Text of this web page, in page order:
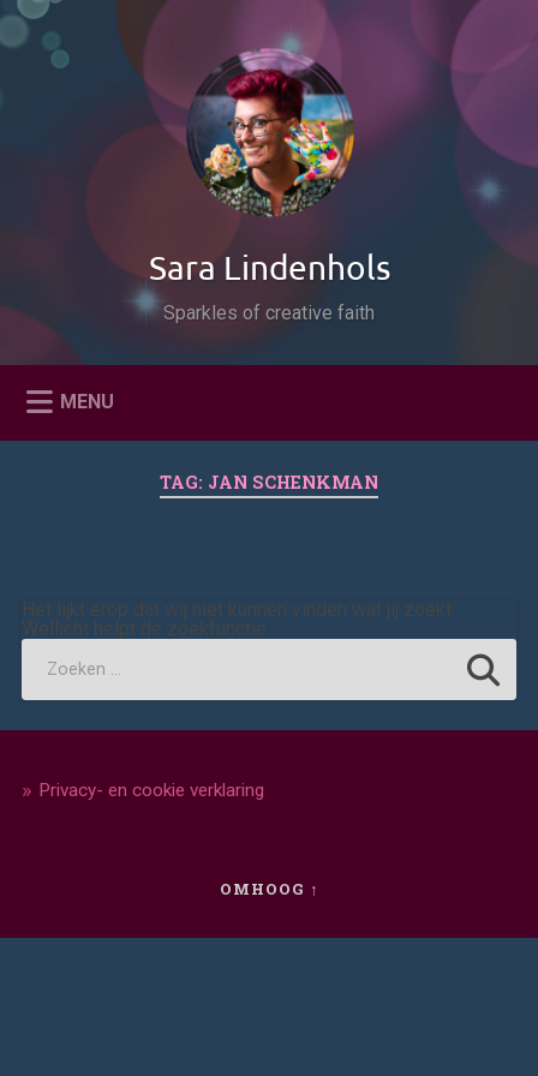
Naar
inhoud
Zoeken
Sara Lindenhols
Sparkles of creative faith
MENU
TAG: JAN SCHENKMAN
Het lijkt erop dat wij niet kunnen vinden wat jij zoekt.
Wellicht helpt de zoekfunctie.
Privacy- en cookie verklaring
OMHOOG ↑